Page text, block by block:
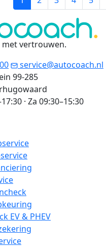
met vertrouwen.
service@autocoach.nl
99-285
· Za 09:30–15:30
EV & PHEV